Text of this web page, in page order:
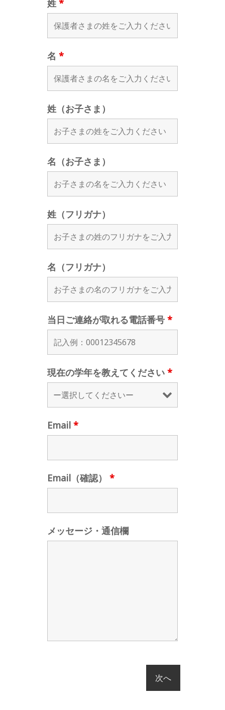
姓 *
名 *
姓（お子さま）
名（お子さま）
姓（フリガナ）
名（フリガナ）
当日ご連絡が取れる電話番号 *
現在の学年を教えてください *
Email *
Email（確認） *
メッセージ・通信欄